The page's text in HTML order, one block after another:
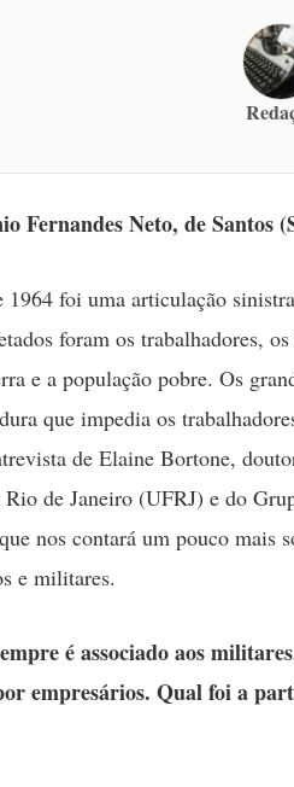
Fernandes Neto, de Santos
1964 foi uma articulação
foram os trabalhadores,
e a população pobre. Os
que impedia os
de Elaine Bortone,
de Janeiro (UFRJ) e do
nos contará um pouco mais
e militares.
é associado aos
empresários. Qual foi a